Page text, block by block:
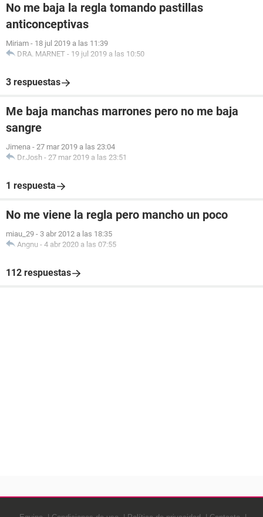
No me baja la regla tomando pastillas
anticonceptivas
Miriam - 18 jul 2019 a las 11:39
DRA. MARNET - 19 jul 2019 a las 10:50
3 respuestas
Me baja manchas marrones pero no me baja
sangre
Jimena - 27 mar 2019 a las 23:04
Dr.Josh - 27 mar 2019 a las 23:51
1 respuesta
No me viene la regla pero mancho un poco
miau_29 - 3 abr 2012 a las 18:35
Angnu - 4 abr 2020 a las 07:55
112 respuestas